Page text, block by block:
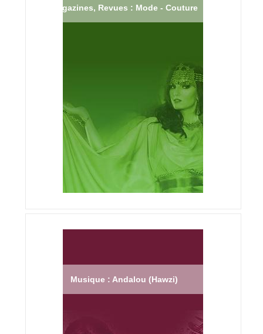
Magazines, Revues : Mode - Couture
Musique : Andalou (Hawzi)